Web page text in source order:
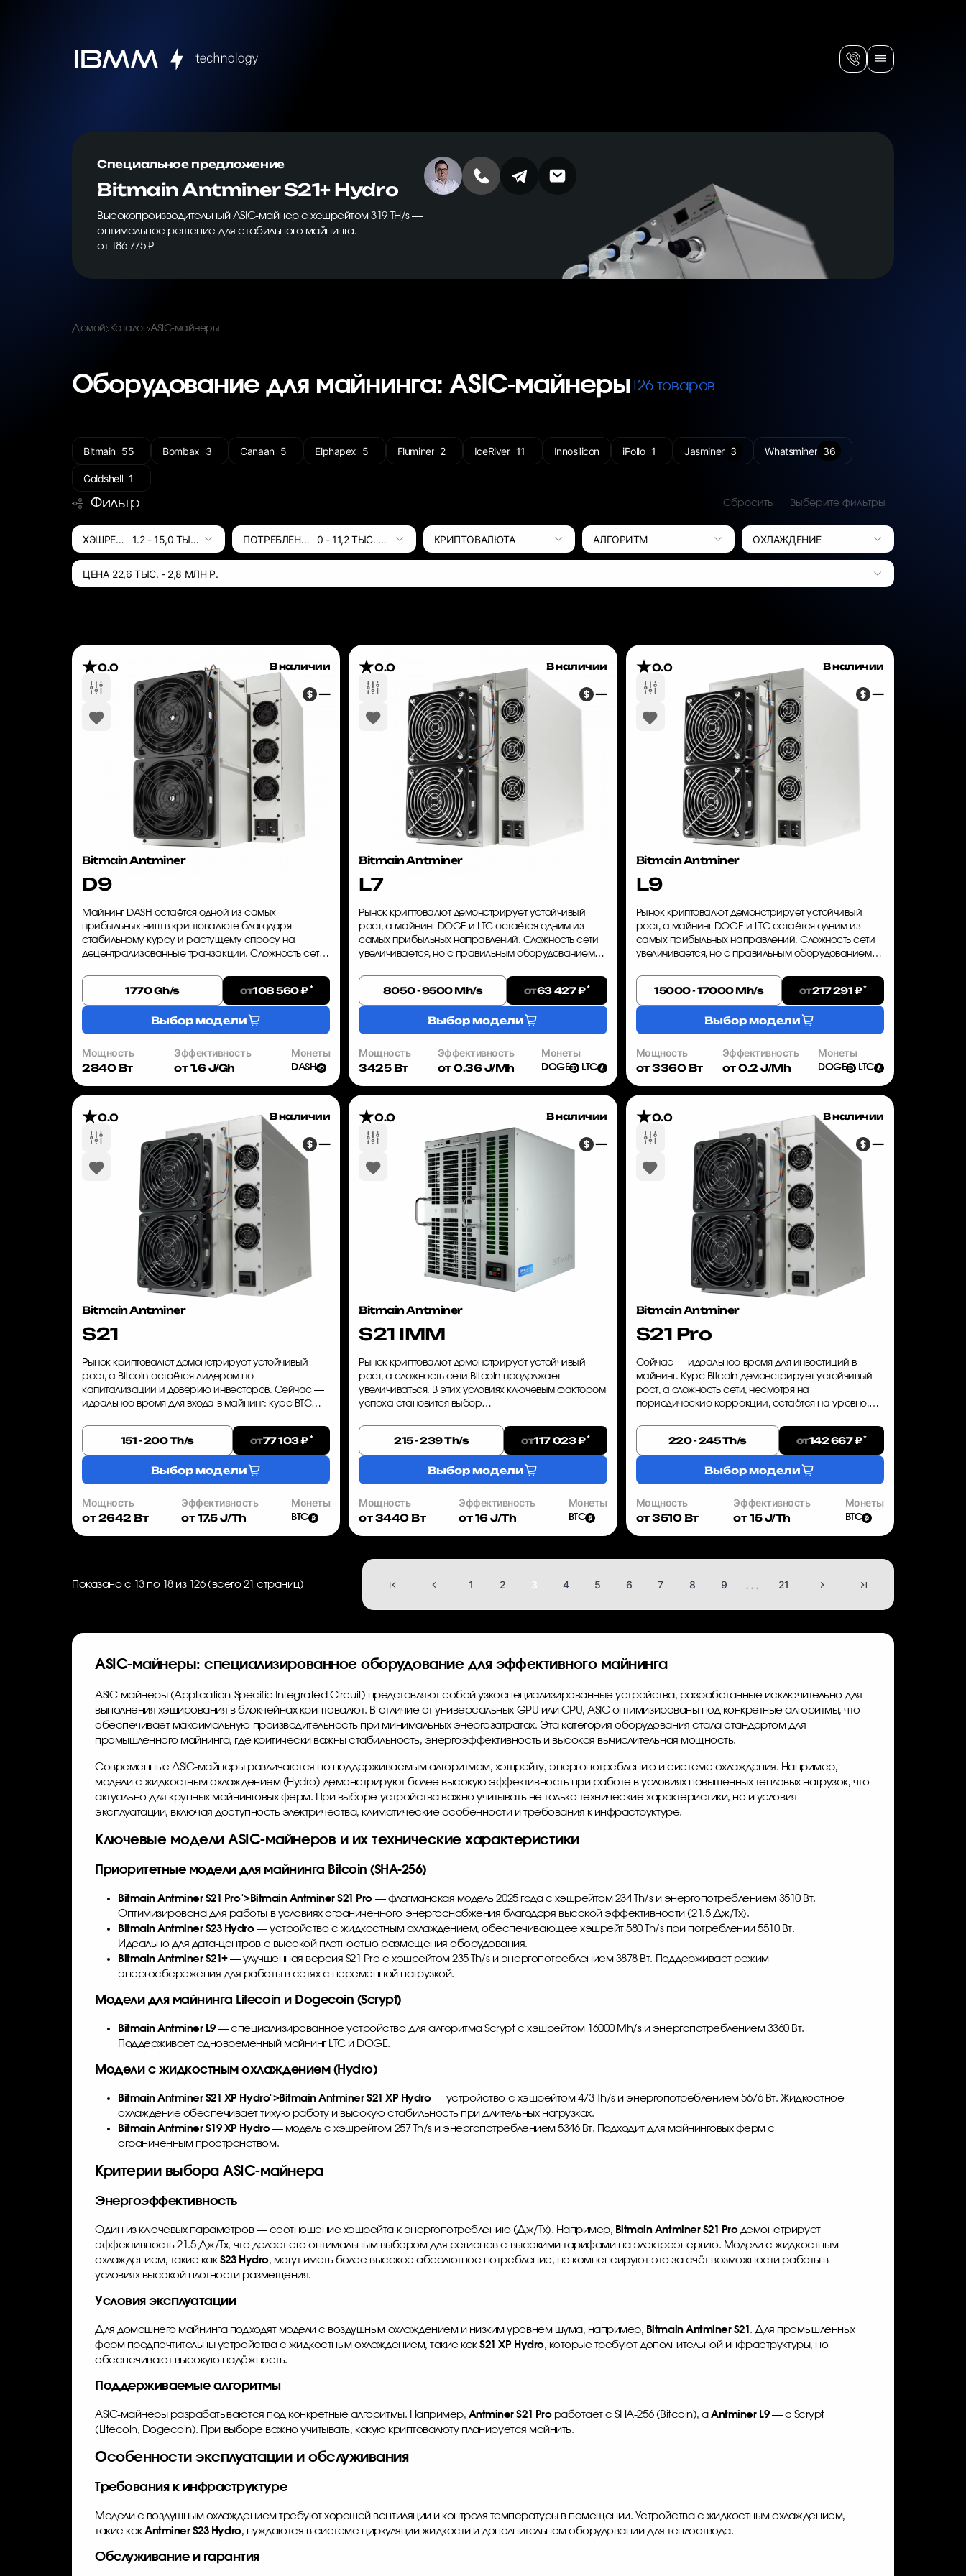
Специальное предложение
Bitmain Antminer S21+ Hydro
Высокопроизводительный ASIC-майнер с хешрейтом 319 TH/s —
оптимальное решение для стабильного майнинга.
от 186 775 ₽
Домой Каталог ASIC-майнеры
Оборудование для майнинга: ASIC-майнеры 126 товаров
Bitmain 55 Bombax 3 Canaan 5 Elphapex 5 Fluminer 2 IceRiver 11 Innosilicon iPollo 1 Jasminer 3 Whatsminer 36
Goldshell 1
Фильтр Сбросить Выберите фильтры
1.2-15,0 ТЫС.
ХЭШРЕЙТ 0 -11,2 ТЫС.
ПОТРЕБЛЕНИЕ КРИПТОВАЛЮТА АЛГОРИТМ ОХЛАЖДЕНИЕ
22,6 ТЫС. - 2,8 МЛНР.
ЦЕНА
Bitmain Antminer
D9
—
Майнинг DASH остаётся одной из самых
прибыльных ниш в криптовалюте благодаря
стабильному курсу и растущему спросу на
децентрализованные транзакции. Сложность сети
снижает вашу потенциальную прибыль. Bi...
1770 Gh/s от108 560 ₽ *
В наличии
Выбор модели
0.0
Мощность
2840 Вт
Эффективность
от 1.6 J/Gh
Монеты
DASH
Bitmain Antminer
L7
—
Рынок криптовалют демонстрирует устойчивый
рост, а майнинг DOGE и LTC остаётся одним из
самых прибыльных направлений. Сложность сети
увеличивается, но с правильным оборудованием
L7 — это ASIC-майнер, ...
8050 - 9500 Mh/s от63 427 ₽*
В наличии
Выбор модели
0.0
Мощность
3425 Вт
Эффективность
от 0.36 J/Mh
Монеты
DOGE LTC
Bitmain Antminer
L9
—
Рынок криптовалют демонстрирует устойчивый
рост, а майнинг DOGE и LTC остаётся одним из
самых прибыльных направлений. Сложность сети
увеличивается, но с правильным оборудованием
L9 — это ASIC-майнер, ...
15000 - 17000 Mh/s от217 291 ₽*
В наличии
Выбор модели
0.0
Мощность
от 3360 Вт
Эффективность
от 0.2 J/Mh
Монеты
DOGE LTC
Bitmain Antminer
S21
—
Рынок криптовалют демонстрирует устойчивый
рост, а Bitcoin остаётся лидером по
капитализации и доверию инвесторов. Сейчас —
идеальное время для входа в майнинг: курс BTC
достигла пиковых значений. Bitmain Ant...
151 - 200 Th/s от77 103 ₽ *
В наличии
Выбор модели
0.0
Мощность
от 2642 Вт
Эффективность
от 17.5 J/Th
Монеты
BTC
Bitmain Antminer
S21 IMM
—
Рынок криптовалют демонстрирует устойчивый
рост, а сложность сети Bitcoin продолжает
увеличиваться. В этих условиях ключевым фактором
успеха становится выбор
оборудования. Bitmain Antminer S21 IMM — это ре...
215 - 239 Th/s от117 023 ₽*
В наличии
Выбор модели
0.0
Мощность
от 3440 Вт
Эффективность
от 16 J/Th
Монеты
BTC
Bitmain Antminer
S21 Pro
—
Сейчас — идеальное время для инвестиций в
майнинг. Курс Bitcoin демонстрирует устойчивый
рост, а сложность сети, несмотря на
периодические коррекции, остаётся на уровне,
Antminer S21 Pro — это оборудован...
220 - 245 Th/s от142 667 ₽*
В наличии
Выбор модели
0.0
Мощность
от 3510 Вт
Эффективность
от 15 J/Th
Монеты
BTC
1 2 3 4 5 6 7 8 9 ... 21
Показано с 13 по 18 из 126 (всего 21 страниц)
ASIC-майнеры: специализированное оборудование для эффективного майнинга
ASIC-майнеры (Application-Specific Integrated Circuit) представляют собой узкоспециализированные устройства, разработанные исключительно для
выполнения хэширования в блокчейнах криптовалют. В отличие от универсальных GPU или CPU, ASIC оптимизированы под конкретные алгоритмы, что
обеспечивает максимальную производительность при минимальных энергозатратах. Эта категория оборудования стала стандартом для
промышленного майнинга, где критически важны стабильность, энергоэффективность и высокая вычислительная мощность.
Современные ASIC-майнеры различаются по поддерживаемым алгоритмам, хэшрейту, энергопотреблению и системе охлаждения. Например,
модели с жидкостным охлаждением (Hydro) демонстрируют более высокую эффективность при работе в условиях повышенных тепловых нагрузок, что
актуально для крупных майнинговых ферм. При выборе устройства важно учитывать не только технические характеристики, но и условия
эксплуатации, включая доступность электричества, климатические особенности и требования к инфраструктуре.
Ключевые модели ASIC-майнеров и их технические характеристики
Приоритетные модели для майнинга Bitcoin (SHA-256)
Bitmain Antminer S21 Pro">Bitmain Antminer S21 Pro — флагманская модель 2025 года с хэшрейтом 234 Th/s и энергопотреблением 3510 Вт.
Оптимизирована для работы в условиях ограниченного энергоснабжения благодаря высокой эффективности (21.5 Дж/Тх).
Bitmain Antminer S23 Hydro— устройство с жидкостным охлаждением, обеспечивающее хэшрейт 580 Th/s при потреблении 5510 Вт.
Идеально для дата-центров с высокой плотностью размещения оборудования.
Bitmain Antminer S21+— улучшенная версия S21 Pro с хэшрейтом 235 Th/s и энергопотреблением 3878 Вт. Поддерживает режим
энергосбережения для работы в сетях с переменной нагрузкой.
Модели для майнинга Litecoin и Dogecoin (Scrypt)
Bitmain Antminer L9— специализированное устройство для алгоритма Scrypt с хэшрейтом 16000 Mh/s и энергопотреблением 3360 Вт.
Поддерживает одновременный майнинг LTC и DOGE.
Модели с жидкостным охлаждением (Hydro)
Bitmain Antminer S21 XPHydro">Bitmain Antminer S21 XPHydro— устройство с хэшрейтом 473 Th/s и энергопотреблением 5676 Вт. Жидкостное
охлаждение обеспечивает тихую работу и высокую стабильность при длительных нагрузках.
Bitmain Antminer S19 XP Hydro— модель с хэшрейтом 257 Th/s и энергопотреблением 5346 Вт. Подходит для майнинговых ферм с
ограниченным пространством.
Критерии выбора ASIC-майнера
Энергоэффективность
Один из ключевых параметров — соотношение хэшрейта к энергопотреблению (Дж/Тх). Например, Bitmain Antminer S21 Proдемонстрирует
эффективность 21.5 Дж/Тх, что делает его оптимальным выбором для регионов с высокими тарифами на электроэнергию. Модели с жидкостным
охлаждением, такие как S23 Hydro, могут иметь более высокое абсолютное потребление, но компенсируют это за счёт возможности работы в
условиях высокой плотности размещения.
Условия эксплуатации
Для домашнего майнинга подходят модели с воздушным охлаждением и низким уровнем шума, например, Bitmain Antminer S21 . Для промышленных
ферм предпочтительны устройства с жидкостным охлаждением, такие какS21 XP Hydro, которые требуют дополнительной инфраструктуры, но
обеспечивают высокую надёжность.
Поддерживаемые алгоритмы
ASIC-майнеры разрабатываются под конкретные алгоритмы. Например, Antminer S21 Proработает с SHA-256 (Bitcoin), аAntminer L9— с Scrypt
(Litecoin, Dogecoin). При выборе важно учитывать, какую криптовалюту планируется майнить.
Особенности эксплуатации и обслуживания
Требования к инфраструктуре
Модели с воздушным охлаждением требуют хорошей вентиляции и контроля температуры в помещении. Устройства с жидкостным охлаждением,
такие какAntminer S23 Hydro, нуждаются в системе циркуляции жидкости и дополнительном оборудовании для теплоотвода.
Обслуживание и гарантия